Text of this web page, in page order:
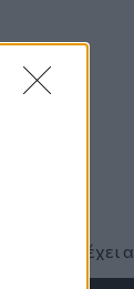
έρευνα έχει